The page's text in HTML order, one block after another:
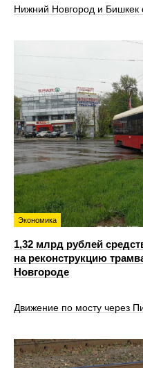
Нижний Новгород и Бишкек
Экономика
1,32 млрд рублей
на реконструкцию
Новгороде
Движение по мосту через